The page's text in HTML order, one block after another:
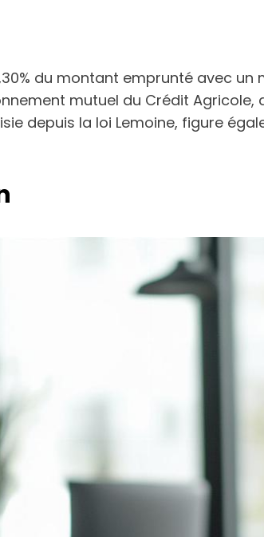
du montant emprunté avec un
mutuel du Crédit Agricole,
depuis la loi Lemoine, figure